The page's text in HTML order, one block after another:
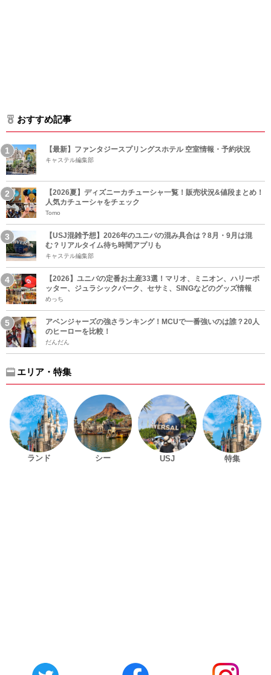
おすすめ記事
【最新】ファンタジースプリングスホテル 空室情報・予約状況
キャステル編集部
【2026夏】ディズニーカチューシャ一覧！販売状況&値段まとめ！
人気カチューシャをチェック
Tomo
【USJ混雑予想】2026年のユニバの混み具合は？8月・9月は混
む？リアルタイム待ち時間アプリも
キャステル編集部
【2026】ユニバの定番お土産33選！マリオ、ミニオン、ハリーポ
ッター、ジュラシックパーク、セサミ、SINGなどのグッズ情報
めっち
アベンジャーズの強さランキング！MCUで一番強いのは誰？20人
のヒーローを比較！
だんだん
エリア・特集
ランド シー USJ 特集